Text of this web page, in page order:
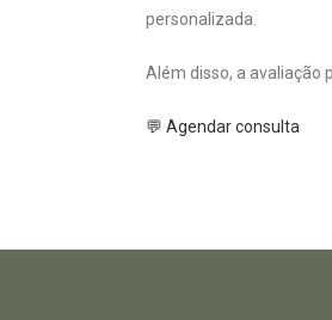
personalizada.
Além disso, a avaliação
💬 Agendar consulta